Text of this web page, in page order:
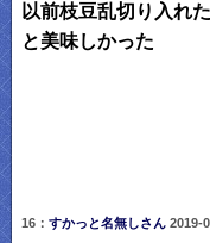
以前枝豆乱切り入れ
と美味しかった
16： すかっと名無しさん 2019-